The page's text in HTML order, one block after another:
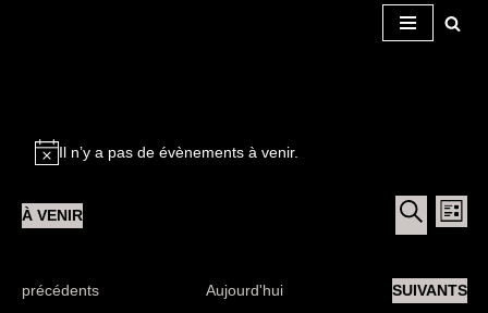
Il n’y a pas de évènements à venir.
Recherche
et
navigation
Évènements
LISTE
À VENIR
date.
Évènements
précédents Aujourd'hui SUIVANTS